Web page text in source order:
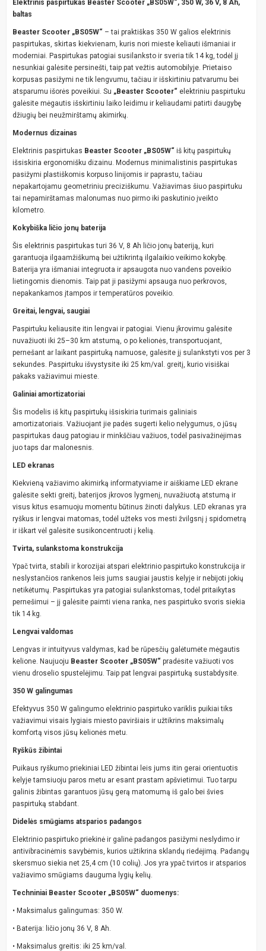
Elektrinis paspirtukas Beaster Scooter „BS05W“, 350 W, 36 V, 8 Ah,
baltas
Beaster Scooter „BS05W“ – tai praktiškas 350 W galios elektrinis
paspirtukas, skirtas kiekvienam, kuris nori mieste keliauti išmaniai ir
moderniai. Paspirtukas patogiai susilanksto ir sveria tik 14 kg, todėl jį
nesunkiai galėsite persinešti, taip pat vežtis automobilyje. Prietaiso
korpusas pasižymi ne tik lengvumu, tačiau ir išskirtiniu patvarumu bei
atsparumu išorės poveikiui. Su „Beaster Scooter“ elektriniu paspirtuku
galėsite mėgautis išskirtiniu laiko leidimu ir keliaudami patirti daugybę
džiugių bei neužmirštamų akimirkų.
Modernus dizainas
Elektrinis paspirtukas Beaster Scooter „BS05W“ iš kitų paspirtukų
išsiskiria ergonomišku dizainu. Modernus minimalistinis paspirtukas
pasižymi plastiškomis korpuso linijomis ir paprastu, tačiau
nepakartojamu geometriniu preciziškumu. Važiavimas šiuo paspirtuku
tai nepamirštamas malonumas nuo pirmo iki paskutinio įveikto
kilometro.
Kokybiška ličio jonų baterija
Šis elektrinis paspirtukas turi 36 V, 8 Ah ličio jonų bateriją, kuri
garantuoja ilgaamžiškumą bei užtikrintą ilgalaikio veikimo kokybę.
Baterija yra išmaniai integruota ir apsaugota nuo vandens poveikio
lietingomis dienomis. Taip pat ji pasižymi apsauga nuo perkrovos,
nepakankamos įtampos ir temperatūros poveikio.
Greitai, lengvai, saugiai
Paspirtuku keliausite itin lengvai ir patogiai. Vienu įkrovimu galėsite
nuvažiuoti iki 25–30 km atstumą, o po kelionės, transportuojant,
pernešant ar laikant paspirtuką namuose, galėsite jį sulankstyti vos per 3
sekundes. Paspirtuku išvystysite iki 25 km/val. greitį, kurio visiškai
pakaks važiavimui mieste.
Galiniai amortizatoriai
Šis modelis iš kitų paspirtukų išsiskiria turimais galiniais
amortizatoriais. Važiuojant jie padės sugerti kelio nelygumus, o jūsų
paspirtukas daug patogiau ir minkščiau važiuos, todėl pasivažinėjimas
juo taps dar malonesnis.
LED ekranas
Kiekvieną važiavimo akimirką informatyviame ir aiškiame LED ekrane
galėsite sekti greitį, baterijos įkrovos lygmenį, nuvažiuotą atstumą ir
visus kitus esamuoju momentu būtinus žinoti dalykus. LED ekranas yra
ryškus ir lengvai matomas, todėl užteks vos mesti žvilgsnį į spidometrą
ir iškart vėl galėsite susikoncentruoti į kelią.
Tvirta, sulankstoma konstrukcija
Ypač tvirta, stabili ir korozijai atspari elektrinio paspirtuko konstrukcija ir
neslystančios rankenos leis jums saugiai jaustis kelyje ir nebijoti jokių
netikėtumų. Paspirtukas yra patogiai sulankstomas, todėl pritaikytas
pernešimui – jį galėsite paimti viena ranka, nes paspirtuko svoris siekia
tik 14 kg.
Lengvai valdomas
Lengvas ir intuityvus valdymas, kad be rūpesčių galėtumėte mėgautis
kelione. Naujuoju Beaster Scooter „BS05W“ pradėsite važiuoti vos
vienu droselio spustelėjimu. Taip pat lengvai paspirtuką sustabdysite.
350 W galingumas
Efektyvus 350 W galingumo elektrinio paspirtuko variklis puikiai tiks
važiavimui visais lygiais miesto paviršiais ir užtikrins maksimalų
komfortą visos jūsų kelionės metu.
Ryškūs žibintai
Puikaus ryškumo priekiniai LED žibintai leis jums itin gerai orientuotis
kelyje tamsiuoju paros metu ar esant prastam apšvietimui. Tuo tarpu
galinis žibintas garantuos jūsų gerą matomumą iš galo bei švies
paspirtuką stabdant.
Didelės smūgiams atsparios padangos
Elektrinio paspirtuko priekinė ir galinė padangos pasižymi neslydimo ir
antivibracinėmis savybėmis, kurios užtikrina sklandų riedėjimą. Padangų
skersmuo siekia net 25,4 cm (10 colių). Jos yra ypač tvirtos ir atsparios
važiavimo smūgiams dauguma lygių kelių.
Techniniai Beaster Scooter „BS05W“ duomenys:
• Maksimalus galingumas: 350 W.
• Baterija: ličio jonų 36 V, 8 Ah.
• Maksimalus greitis: iki 25 km/val.